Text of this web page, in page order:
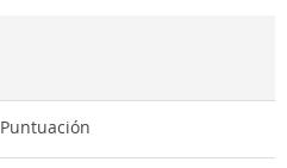
Puntuación